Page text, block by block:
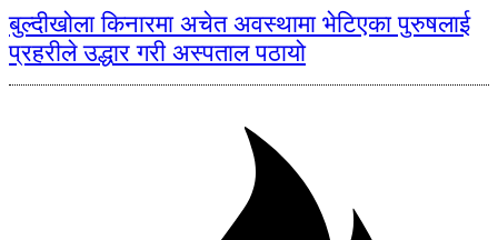
बुल्दीखोला किनारमा अचेत अवस्थामा भेटिएका पुरुषलाई
प्रहरीले उद्धार गरी अस्पताल पठायो